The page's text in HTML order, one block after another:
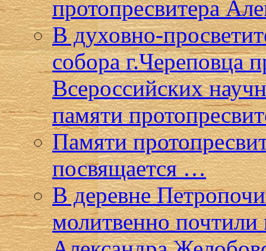
протопресвитера
В духовно-
собора г.Череповца
Всероссийских
памяти
Памяти
посвящается …
В деревне
молитвенно почтили